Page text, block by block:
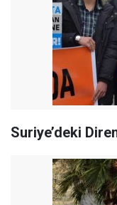
Suriye’deki